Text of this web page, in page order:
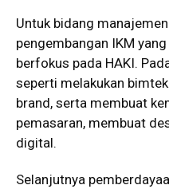
Untuk bidang
pengembangan IKM
berfokus pada HAKI.
seperti melakukan
brand, serta membuat
pemasaran, membuat
digital.
Selanjutnya